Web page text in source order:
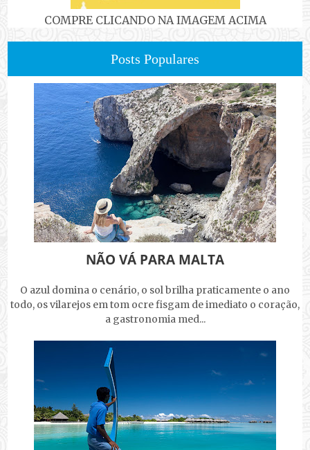
COMPRE CLICANDO NA IMAGEM ACIMA
Posts Populares
NÃO VÁ PARA MALTA
O azul domina o cenário, o sol brilha praticamente o ano
todo, os vilarejos em tom ocre fisgam de imediato o coração,
a gastronomia med...